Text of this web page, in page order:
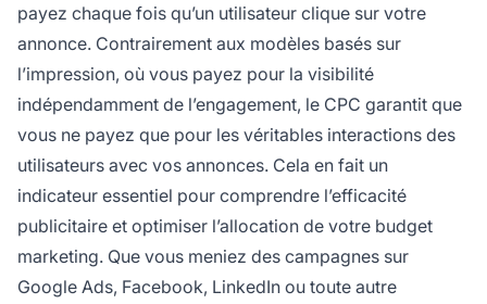
payez chaque fois qu’un utilisateur clique sur votre
annonce. Contrairement aux modèles basés sur
l’impression, où vous payez pour la visibilité
indépendamment de l’engagement, le CPC garantit que
vous ne payez que pour les véritables interactions des
utilisateurs avec vos annonces. Cela en fait un
indicateur essentiel pour comprendre l’efficacité
publicitaire et optimiser l’allocation de votre budget
marketing. Que vous meniez des campagnes sur
Google Ads, Facebook, LinkedIn ou toute autre